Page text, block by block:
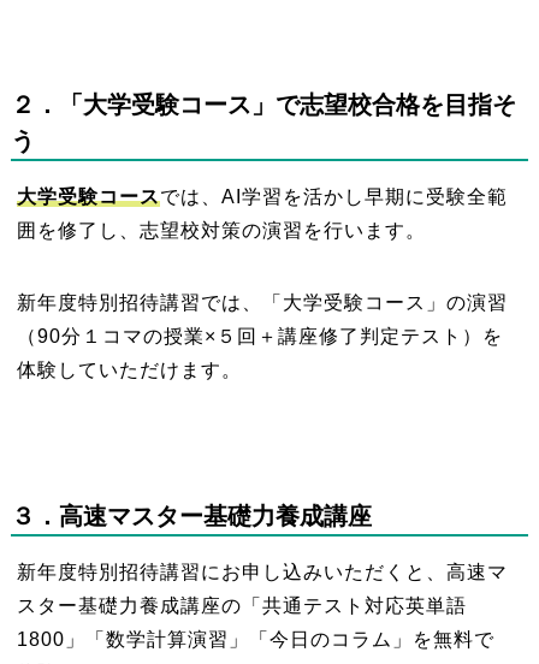
２ ．「大学受験コース」で志望校合格を目指そ
う
大学受験コースでは、AI学習を活かし早期に受験全範
囲を修了し、志望校対策の演習を行います。
新年度特別招待講習では、「大学受験コース」の演習
（90分１コマの授業×５回＋講座修了判定テスト）を
体験していただけます。
３ ．高速マスター基礎力養成講座
新年度特別招待講習にお申し込みいただくと、高速マ
スター基礎力養成講座の「共通テスト対応英単語
1800」「数学計算演習」「今日のコラム」を無料で